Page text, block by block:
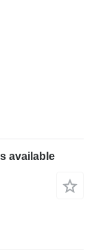
available